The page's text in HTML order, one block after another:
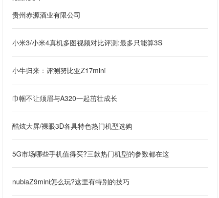
贵州赤源酒业有限公司
小米3/小米4真机多图视频对比评测:最多只能算3S
小牛归来：评测努比亚Z17mini
巾帼不让须眉与A320一起茁壮成长
酷炫大屏/裸眼3D各具特色热门机型选购
5G市场哪些手机值得买?三款热门机型的参数都在这
nubiaZ9mini怎么玩?这里有特别的技巧